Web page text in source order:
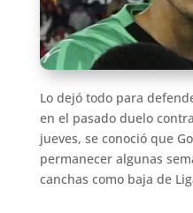
Lo dejó todo para
en el pasado duelo
jueves, se conoció que
permanecer algunas
canchas como baja de